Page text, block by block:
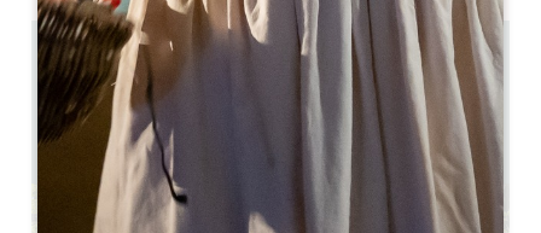
26.2 km
10.00 - 18.00 uur non-stop voor rondleidingen op
eigen gelegenheid
1h30
GPS-code kopiëren